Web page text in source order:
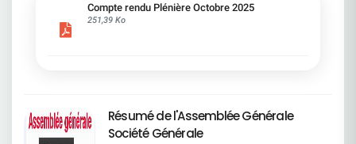
cadre du dialogue social.Bonne lecture !
Compte rendu Plénière Octobre 2025
251,39 Ko
Résumé de l'Assemblée Générale
Société Générale